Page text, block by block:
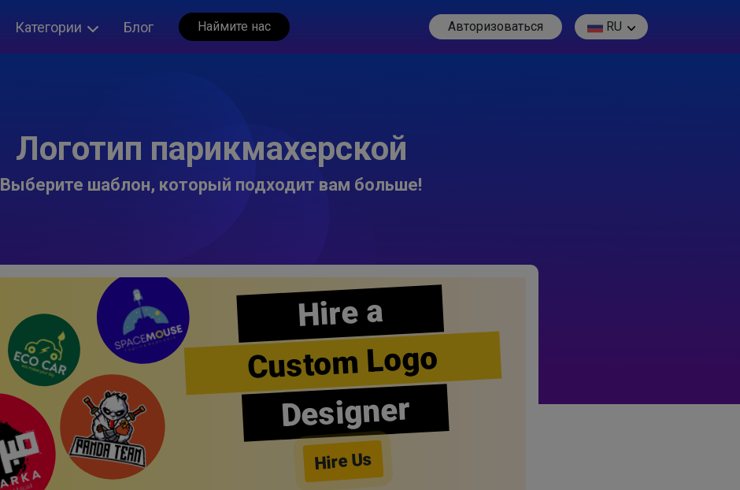
Категории Блог Наймите нас Авторизоваться RU
Логотип парикмахерской
Выберите шаблон, который подходит вам больше!
Hire a
Custom Logo
Designer
Hire Us